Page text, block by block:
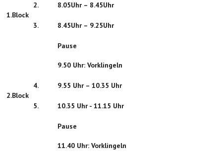
1.Block
2. 8.05Uhr – 8.45Uhr
3. 8.45Uhr – 9.25Uhr
Pause
9.50 Uhr: Vorklingeln
2.Block
4. 9.55 Uhr – 10.35 Uhr
5. 10.35 Uhr - 11.15 Uhr
Pause
11.40 Uhr: Vorklingeln